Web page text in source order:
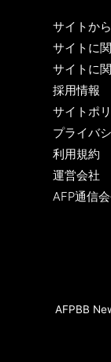
サイトか
サイトに
サイトに
採用情報
サイトポ
プライバ
利用規約
運営会社
AFP通信
AFPBB